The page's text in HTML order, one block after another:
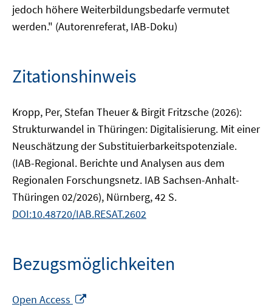
jedoch höhere Weiterbildungsbedarfe vermutet
werden." (Autorenreferat, IAB-Doku)
Zitationshinweis
Kropp, Per, Stefan Theuer & Birgit Fritzsche (2026):
Strukturwandel in Thüringen: Digitalisierung. Mit einer
Neuschätzung der Substituierbarkeitspotenziale.
(IAB-Regional. Berichte und Analysen aus dem
Regionalen Forschungsnetz. IAB Sachsen-Anhalt-
Thüringen 02/2026), Nürnberg, 42 S.
DOI:10.48720/IAB.RESAT.2602
Bezugsmöglichkeiten
Open Access